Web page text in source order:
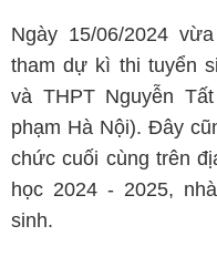
Ngày 15/06/2024
tham dự kì thi tuyển
và THPT Nguyễn
phạm Hà Nội). Đây
chức cuối cùng trên
học 2024 - 2025,
sinh.